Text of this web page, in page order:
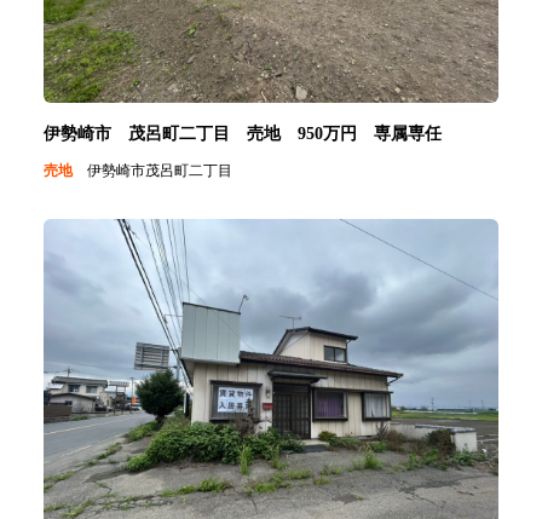
伊勢崎市 茂呂町二丁目 売地 950万円 専属専任
売地 伊勢崎市茂呂町二丁目